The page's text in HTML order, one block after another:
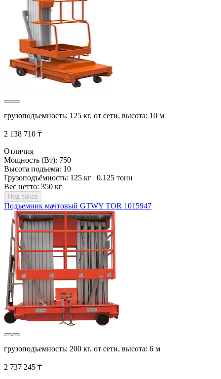
грузоподъемность: 125 кг, от сети, высота: 10 м
2 138 710 ₸
Отличия
Мощность (Вт): 750
Высота подъема: 10
Грузоподъёмность: 125 кг | 0.125 тонн
Вес нетто: 350 кг
Под заказ
Подъемник мачтовый GTWY TOR 1015947
грузоподъемность: 200 кг, от сети, высота: 6 м
2 737 245 ₸